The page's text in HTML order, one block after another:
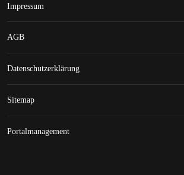
Impressum
AGB
Datenschutzerklärung
Sitemap
Portalmanagement